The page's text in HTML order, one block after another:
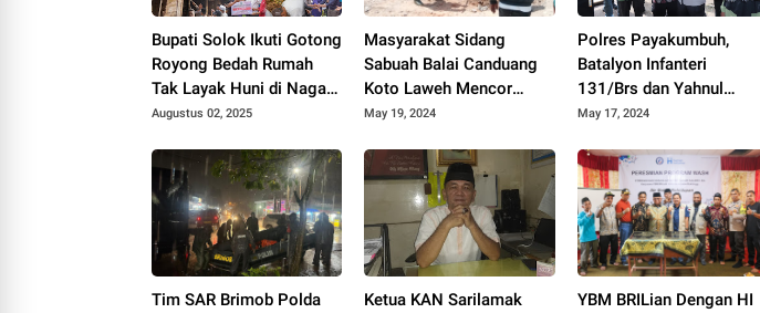
Bupati Solok Ikuti Gotong
Royong Bedah Rumah
Tak Layak Huni di Nagari
Muaro Paneh 2025.
Augustus 02, 2025
Masyarakat Sidang
Sabuah Balai Canduang
Koto Laweh Mencor
Jalan Berlobang Dari
Simpang Canduang
May 19, 2024
Polres Payakumbuh,
Batalyon Infanteri
131/Brs dan Yahnul
Residence Berkolaborasi
Layak Huni Untuk Warga
May 17, 2024
Tim SAR Brimob Polda
Ketua KAN Sarilamak
YBM BRILian Dengan HI